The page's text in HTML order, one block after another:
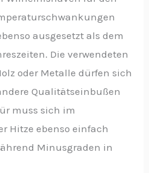
ausgesetzt als dem
Die verwendeten
oder Metalle dürfen sich
Qualitätseinbußen
muss sich im
Hitze ebenso einfach
Minusgraden in